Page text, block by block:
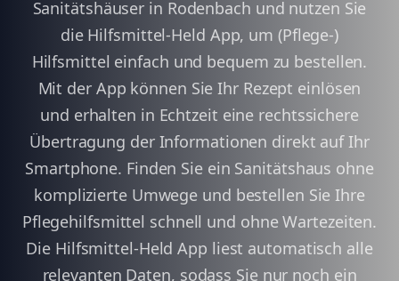
Sanitätshäuser in Rodenbach und nutzen Sie
die Hilfsmittel-Held App, um (Pflege-)
Hilfsmittel einfach und bequem zu bestellen.
Mit der App können Sie Ihr Rezept einlösen
und erhalten in Echtzeit eine rechtssichere
Übertragung der Informationen direkt auf Ihr
Smartphone. Finden Sie ein Sanitätshaus ohne
komplizierte Umwege und bestellen Sie Ihre
Pflegehilfsmittel schnell und ohne Wartezeiten.
Die Hilfsmittel-Held App liest automatisch alle
relevanten Daten, sodass Sie nur noch ein